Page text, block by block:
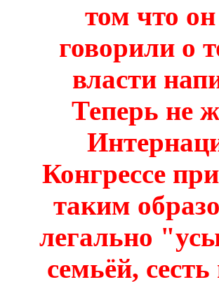
том что
говорили о
власти
Теперь не
Конгрессе
таким
легально
семьёй,